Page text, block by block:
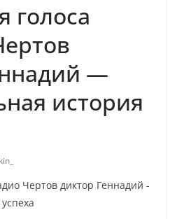
голоса
—
история